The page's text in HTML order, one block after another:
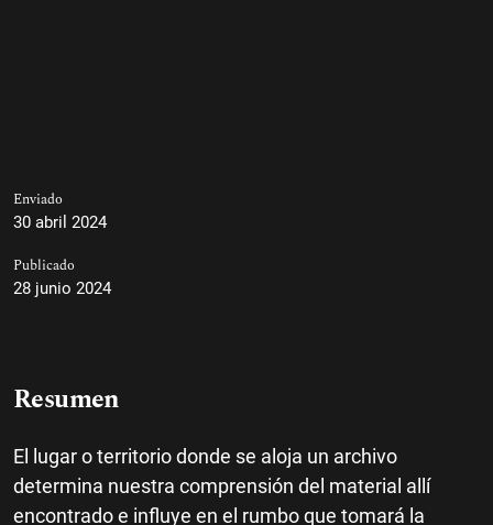
Enviado
30 abril 2024
Publicado
28 junio 2024
Resumen
El lugar o territorio donde se aloja un archivo
determina nuestra comprensión del material allí
encontrado e influye en el rumbo que tomará la